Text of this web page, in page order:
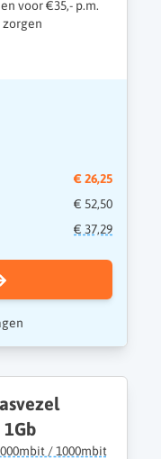
voor €35,- p.m.
zorgen
€ 26,25
€ 52,50
€ 37,29
/ 1000mbit